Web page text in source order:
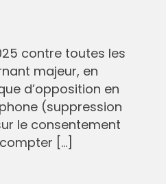
contre toutes les
majeur, en
d’opposition en
(suppression
le consentement
[…]